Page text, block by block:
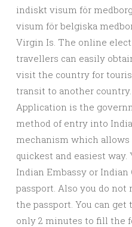
indiskt visum för
visum för belgiska
Virgin Is. The online
travellers can easily
visit the country for
transit to another
Application is the
method of entry into
mechanism which
quickest and easiest
Indian Embassy or
passport. Also you do not
the passport. You can
only 2 minutes to fill the